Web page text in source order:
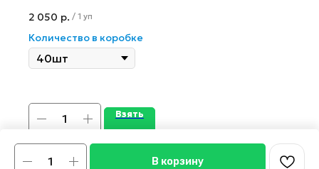
В корзину
2 050 р. / 1 уп
Количество в коробке
Взять